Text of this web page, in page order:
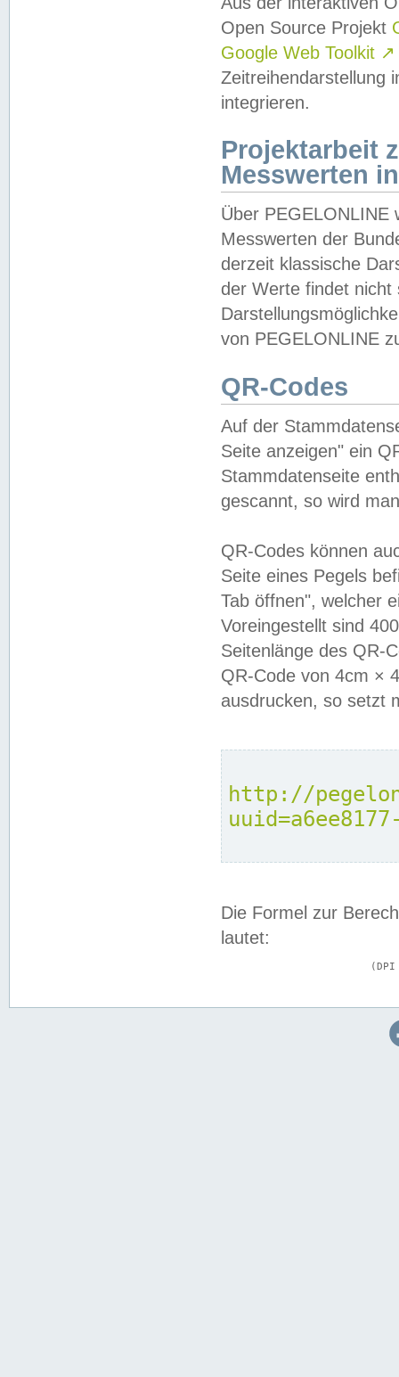
Open Source Projekt
Google Web Toolkit ↗
Zeitreihendarstellung
integrieren.
Projektarbeit
Messwerten
Über PEGELONLINE
Messwerten der
derzeit klassische
der Werte findet
von PEGELONLINE
QR-Codes
Auf der
Seite anzeigen" ein
Stammdatenseite
gescannt, so wird
QR-Codes können
Seite eines Pegels
Tab öffnen", welcher
Voreingestellt sind
Seitenlänge des QR-
QR-Code von 4cm ×
ausdrucken, so setzt
http://
Die Formel zur
lautet: